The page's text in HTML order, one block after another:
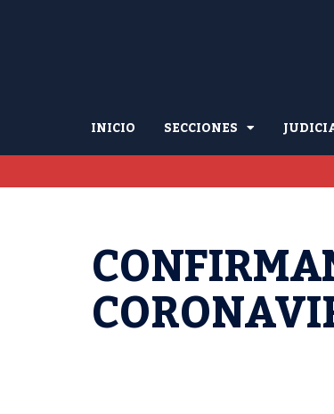
INICIO SECCIONES